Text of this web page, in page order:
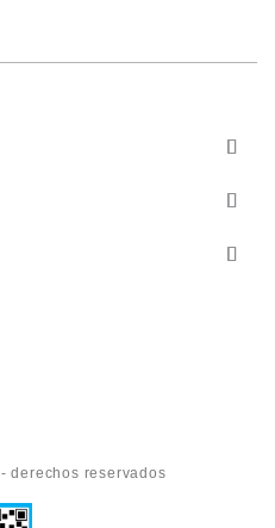
- derechos reservados